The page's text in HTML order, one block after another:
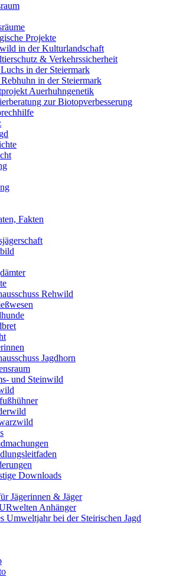
Projekte
in der Kulturlandschaft
& Verkehrssicherheit
in der Steiermark
in der Steiermark
Auerhuhngenetik
zur Biotopverbesserung
Fakten
Rehwild
Jagdhorn
und Steinwild
Downloads
Jägerinnen & Jäger
Anhänger
Umweltjahr bei der Steirischen Jagd